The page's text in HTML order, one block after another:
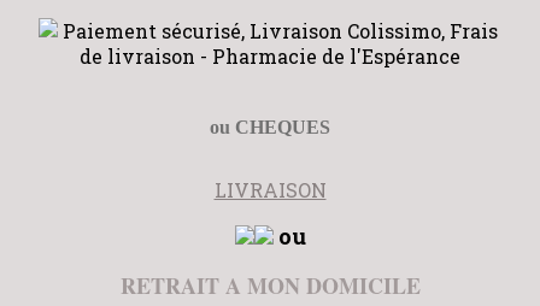
ou CHEQUES
LIVRAISON
ou
RETRAIT A MON DOMICILE